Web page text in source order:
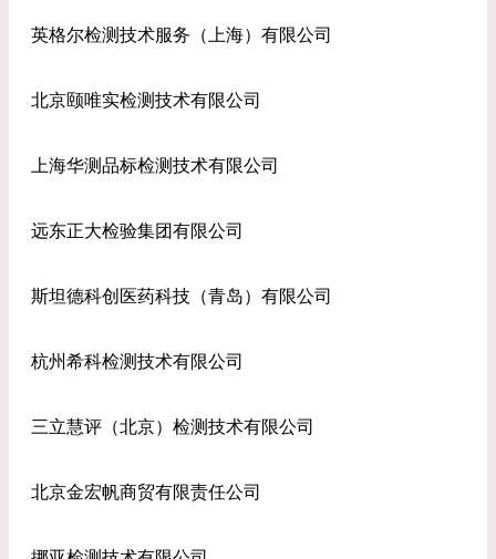
英格尔检测技术服务（上海）有限公司
北京颐唯实检测技术有限公司
上海华测品标检测技术有限公司
远东正大检验集团有限公司
斯坦德科创医药科技（青岛）有限公司
杭州希科检测技术有限公司
三立慧评（北京）检测技术有限公司
北京金宏帆商贸有限责任公司